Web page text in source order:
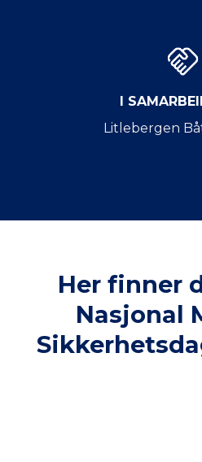
I
Litlebergen
Her finner
Nasjonal